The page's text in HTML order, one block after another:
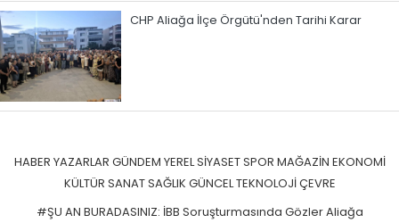
CHP Aliağa İlçe Örgütü'nden Tarihi Karar
HABER YAZARLAR GÜNDEM YERELSİYASETSPOR MAĞAZİN EKONOMİ
KÜLTÜR SANATSAĞLIK GÜNCELTEKNOLOJİÇEVRE
#ŞU AN BURADASINIZ: İBB Soruşturmasında Gözler Aliağa